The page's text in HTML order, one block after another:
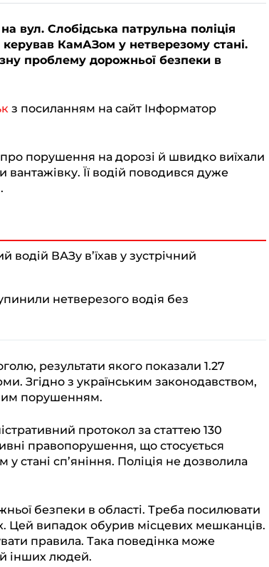
вул. Слобідська патрульна поліція
керував КамАЗом у нетверезому стані.
проблему дорожньої безпеки в
з посиланням на сайт Інформатор
порушення на дорозі й швидко виїхали
вантажівку. Її водій поводився дуже
водій ВАЗу в’їхав у зустрічний
нетверезого водія без
результати якого показали 1.27
Згідно з українським законодавством,
порушенням.
протокол за статтею 130
правопорушення, що стосується
стані сп’яніння. Поліція не дозволила
безпеки в області. Треба посилювати
Цей випадок обурив місцевих мешканців.
правила. Така поведінка може
інших людей.